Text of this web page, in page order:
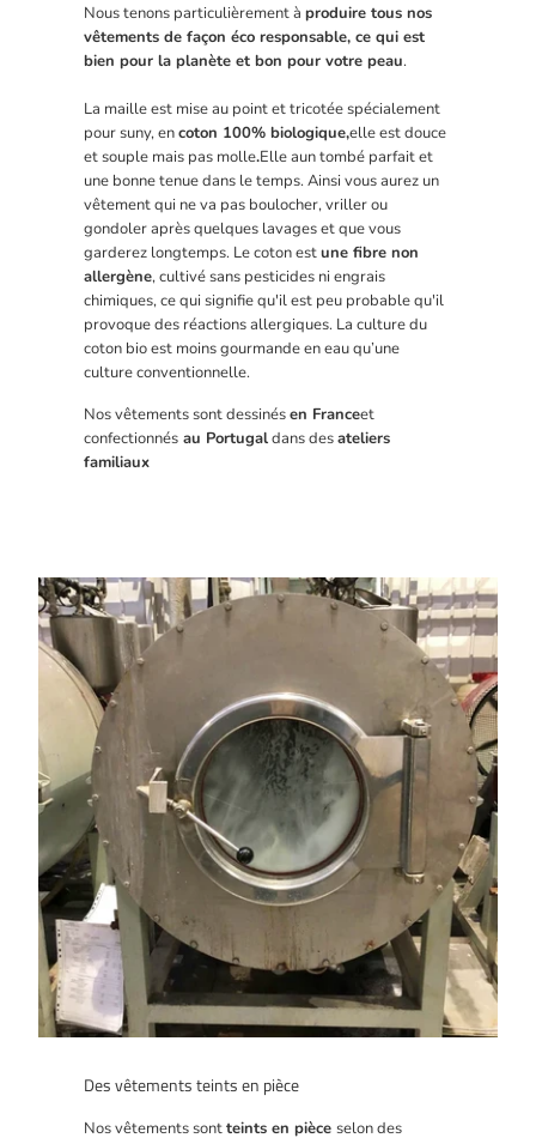
Nous tenons particulièrement àproduire tous nos
vêtements de façon éco responsable, ce qui est
bien pour la planète et bon pour votre peau.
La maille est mise au point et tricotée spécialement
pour suny, encoton 100% biologique,elle est douce
et souple mais pas molle.Elle aun tombé parfait et
une bonne tenue dans le temps. Ainsi vous aurez un
vêtement qui ne va pas boulocher, vriller ou
gondoler après quelques lavages et que vous
garderez longtemps. Le coton estune fibre non
allergène, cultivé sans pesticides ni engrais
chimiques, ce qui signifie qu'il est peu probable qu'il
provoque des réactions allergiques. La culture du
coton bio est moins gourmande en eau qu’une
culture conventionnelle.
Nos vêtements sont dessinésen Franceet
confectionnés au Portugaldans desateliers
familiaux
Des vêtements teints en pièce
Nos vêtements sontteints en pièceselon des